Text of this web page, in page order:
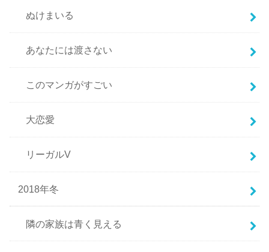
ぬけまいる
あなたには渡さない
このマンガがすごい
大恋愛
リーガルV
2018年冬
隣の家族は青く見える